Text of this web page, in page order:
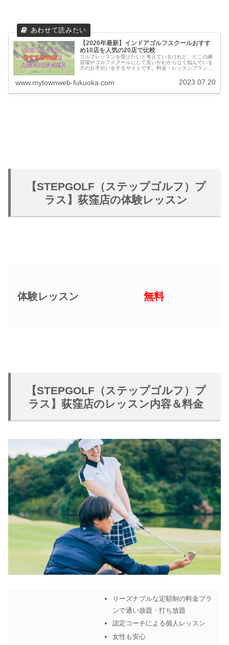
【2026年最新】インドアゴルフスクールおすす
め10店を人気の20店で比較
ゴルフレッスンを受けたいと考えているけれど、どこの練
習場やゴルフスクールにして良いかわからなく悩んでいる
方のお手伝いをするサイトです。料金・レッスンプランの
のゴルフスクールとの比較もできます。
www.mytownweb-fukuoka.com 2023.07.20
【STEPGOLF（ステップゴルフ）プ
ラス】荻窪店の体験レッスン
体験レッスン 無料
【STEPGOLF（ステップゴルフ）プ
ラス】荻窪店のレッスン内容＆料金
リーズナブルな定額制の料金プラ
ンで通い放題・打ち放題
認定コーチによる個人レッスン
女性も安心